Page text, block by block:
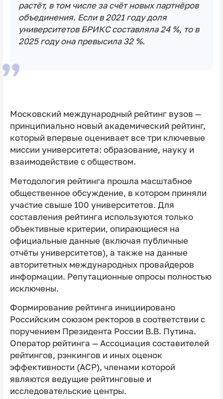
растёт, в том числе за счёт новых партнёров
объединения. Если в 2021 году доля
университетов БРИКС составляла 24 %, то в
2025 году она превысила 32 %.
Московский международный рейтинг вузов —
принципиально новый академический рейтинг,
который впервые оценивает все три ключевые
миссии университета: образование, науку и
взаимодействие с обществом.
Методология рейтинга прошла масштабное
общественное обсуждение, в котором приняли
участие свыше 100 университетов. Для
составления рейтинга используются только
объективные критерии, опирающиеся на
официальные данные (включая публичные
отчёты университетов), а также на данные
авторитетных международных провайдеров
информации. Репутационные опросы полностью
исключены.
Формирование рейтинга инициировано
Российским союзом ректоров в соответствии с
поручением Президента России В.В. Путина.
Оператор рейтинга — Ассоциация составителей
рейтингов, рэнкингов и иных оценок
эффективности (АСР), членами которой
являются ведущие рейтинговые и
исследовательские центры.